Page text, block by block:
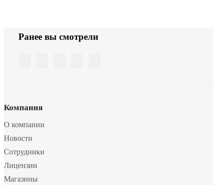
Ранее вы смотрели
Компания
О компании
Новости
Сотрудники
Лицензии
Магазины